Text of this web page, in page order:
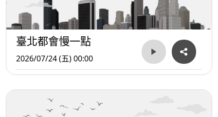
臺北都會慢一點
2026/07/24 (五) 00:00